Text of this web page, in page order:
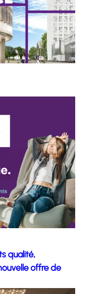
qualité,
offre de